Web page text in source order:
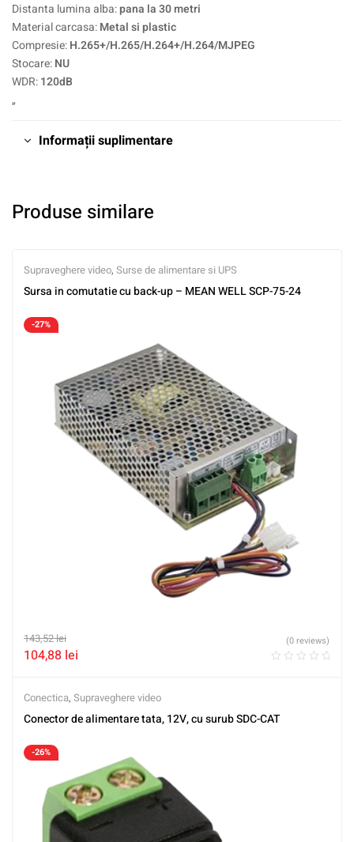
Distanta lumina alba:pana la 30 metri
Material carcasa:Metal si plastic
Compresie:H.265+/H.265/H.264+/H.264/MJPEG
Stocare:NU
WDR:120dB
„
Informații suplimentare
Produse similare
Supraveghere video, Surse de alimentare si UPS
Sursa in comutatie cu back-up – MEAN WELL SCP-75-24
-27%
143,52lei
104,88 lei
(0 reviews)
Conectica, Supraveghere video
Conector de alimentare tata, 12V, cu surub SDC-CAT
-26%